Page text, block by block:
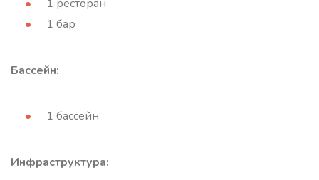
1 ресторан
1 бар
Бассейн:
1 бассейн
Инфраструктура: